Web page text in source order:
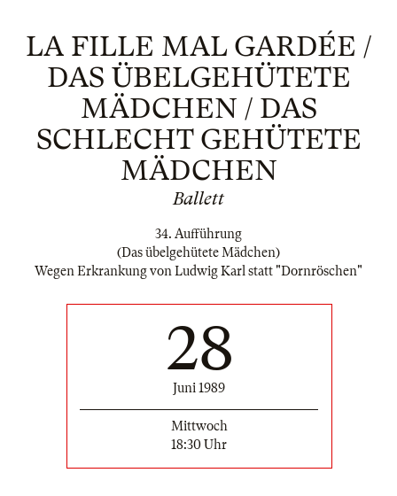
LA FILLE MAL GARDÉE /
DAS ÜBELGEHÜTETE
MÄDCHEN / DAS
SCHLECHT GEHÜTETE
MÄDCHEN
Ballett
34. Aufführung
(Das übelgehütete Mädchen)
Wegen Erkrankung von Ludwig Karl statt "Dornröschen"
28
Juni 1989
Mittwoch
18:30 Uhr